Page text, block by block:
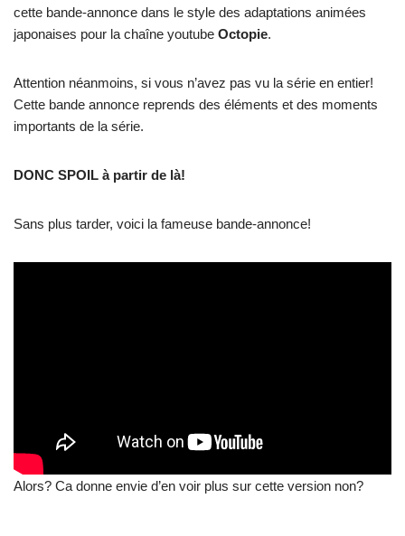
cette bande-annonce dans le style des adaptations animées
japonaises pour la chaîne youtube Octopie.
Attention néanmoins, si vous n’avez pas vu la série en entier!
Cette bande annonce reprends des éléments et des moments
importants de la série.
DONC SPOIL à partir de là!
Sans plus tarder, voici la fameuse bande-annonce!
Alors? Ca donne envie d’en voir plus sur cette version non?